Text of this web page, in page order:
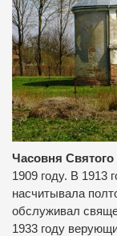
Часовня
1909 году. В 1913
насчитывала
обслуживал
1933 году